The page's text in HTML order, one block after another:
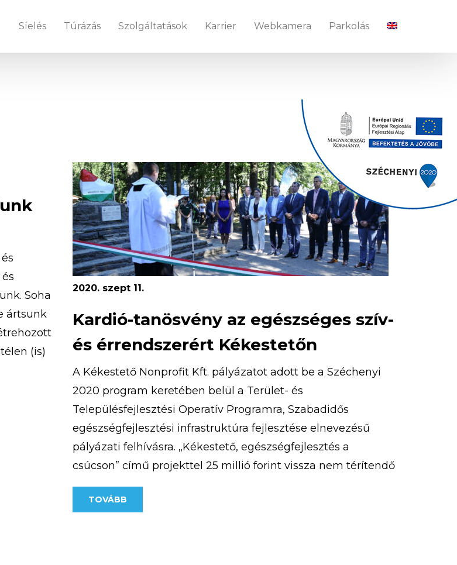
Síelés Túrázás Szolgáltatások Karrier Webkamera Parkolás
Soha
ártsunk
(is)
2020. szept 11.
Kardió-tanösvény az egészséges szív-
és érrendszerért Kékestetőn
A Kékestető Nonprofit Kft. pályázatot adott be a Széchenyi
2020 program keretében belül a Terület- és
Településfejlesztési Operatív Programra, Szabadidős
egészségfejlesztési infrastruktúra fejlesztése elnevezésű
pályázati felhívásra. „Kékestető, egészségfejlesztés a
csúcson” című projekttel 25 millió forint vissza nem térítendő
európai uniós támogatást nyert. 2020. szeptember 9-én
átadásra került a pályázat részeként megvalósult kardió
TOVÁBB